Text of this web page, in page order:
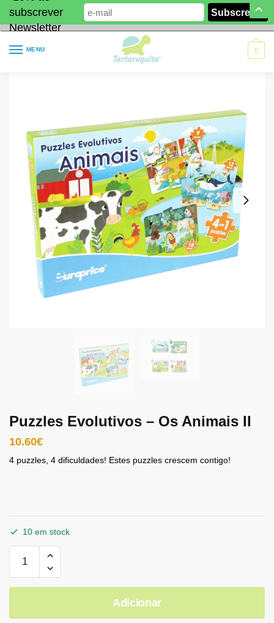
subscrever
Newsletter
MENU 0
Puzzles Evolutivos – Os Animais II
10.60€
4 puzzles, 4 dificuldades! Estes puzzles crescem contigo!
10 em stock
Adicionar